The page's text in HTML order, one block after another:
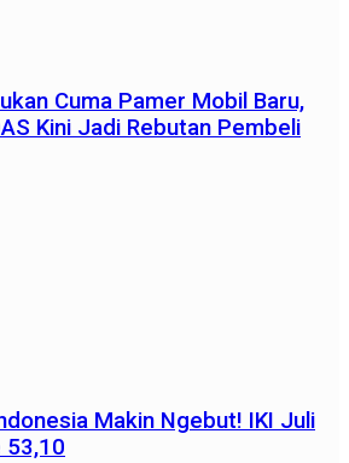
Cuma Pamer Mobil Baru,
Kini Jadi Rebutan Pembeli
Makin Ngebut! IKI Juli
53,10